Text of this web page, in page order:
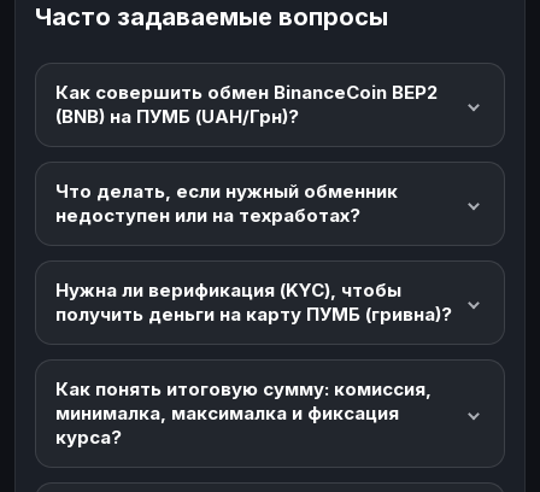
Часто задаваемые вопросы
Как совершить обмен BinanceCoin BEP2
(BNB) на ПУМБ (UAH/Грн)?
Что делать, если нужный обменник
недоступен или на техработах?
Нужна ли верификация (KYC), чтобы
получить деньги на карту ПУМБ (гривна)?
Как понять итоговую сумму: комиссия,
минималка, максималка и фиксация
курса?